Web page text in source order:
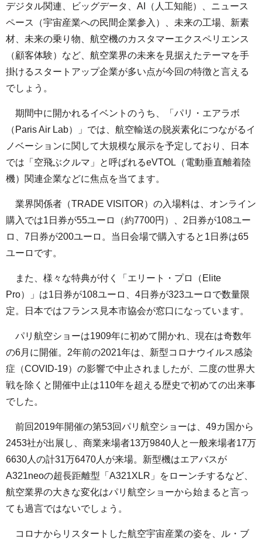
デジタル関連、ビッグデータ、AI（人工知能）、ニュース
ペース（宇宙産業への民間企業参入）、未来の工場、新素
材、未来の乗り物、航空機のカスタマーエクスペリエンス
（顧客体験）など、航空業界の未来を見据えたテーマを手
掛けるスタートアップ企業が多い点が今回の特徴と言える
でしょう。
期間中に開かれるイベントのうち、「パリ・エアラボ
（Paris Air Lab）」では、航空輸送の脱炭素化につながるイ
ノベーションに関して大規模な展示を予定しており、日本
では「空飛ぶクルマ」と呼ばれるeVTOL（電動垂直離着陸
機）関連企業などに焦点を当てます。
業界関係者（TRADE VISITOR）の入場料は、オンライン
購入では1日券が55ユーロ（約7700円）、2日券が108ユー
ロ、7日券が200ユーロ。当日会場で購入すると1日券は65
ユーロです。
また、様々な特典が付く「エリート・プロ（Elite
Pro）」は1日券が108ユーロ、4日券が323ユーロで数量限
定。日本ではフランス見本市協会が窓口になっています。
パリ航空ショーは1909年に初めて開かれ、現在は奇数年
の6月に開催。2年前の2021年は、新型コロナウイルス感染
症（COVID-19）の影響で中止されましたが、二度の世界大
戦を除くと開催中止は110年を超える歴史で初めての出来事
でした。
前回2019年開催の第53回パリ航空ショーは、49カ国から
2453社が出展し、商業来場者13万9840人と一般来場者17万
6630人の計31万6470人が来場。新型機はエアバスが
A321neoの超長距離型「A321XLR」をローンチするなど、
航空業界の大きな変化はパリ航空ショーから始まると言っ
ても過言ではないでしょう。
コロナからリスタートした航空宇宙産業の姿を、ル・ブ